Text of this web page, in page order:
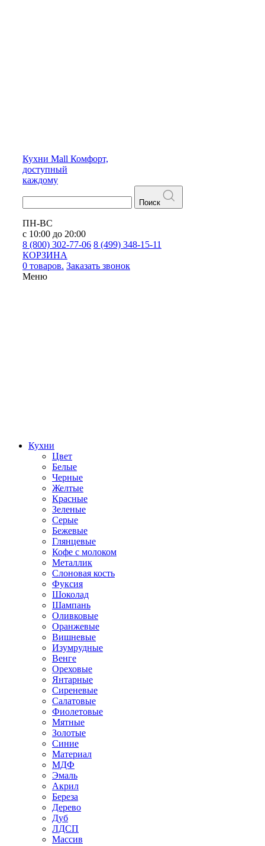
Кухни Mall Комфорт,
доступный
каждому
Поиск
ПН-ВС
с 10:00 до 20:00
8 (800) 302-77-06 8 (499) 348-15-11
КОРЗИНА
0 товаров. Заказать звонок
Меню
Кухни
Цвет
Белые
Черные
Желтые
Красные
Зеленые
Серые
Бежевые
Глянцевые
Кофе с молоком
Металлик
Слоновая кость
Фуксия
Шоколад
Шампань
Оливковые
Оранжевые
Вишневые
Изумрудные
Венге
Ореховые
Янтарные
Сиреневые
Салатовые
Фиолетовые
Мятные
Золотые
Синие
Материал
МДФ
Эмаль
Акрил
Береза
Дерево
Дуб
ЛДСП
Массив